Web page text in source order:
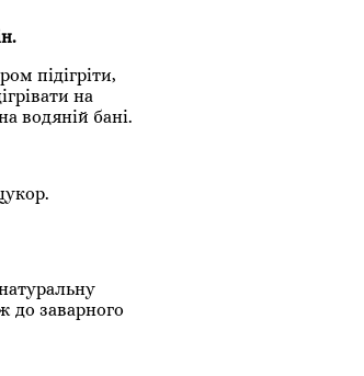
підігріти,
на
водяній бані.
до заварного